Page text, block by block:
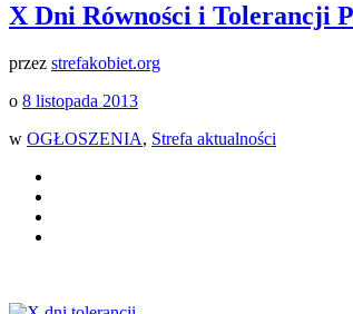
X Dni Równości i Tolerancji
przez strefakobiet.org
o 8 listopada 2013
w OGŁOSZENIA, Strefa aktualności